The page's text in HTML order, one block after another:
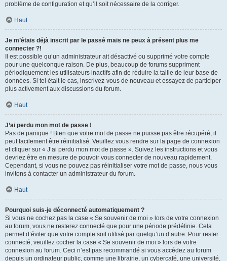
problème de configuration et qu’il soit nécessaire de la corriger.
Haut
Je m’étais déjà inscrit par le passé mais ne peux à présent plus me
connecter ?!
Il est possible qu’un administrateur ait désactivé ou supprimé votre compte
pour une quelconque raison. De plus, beaucoup de forums suppriment
périodiquement les utilisateurs inactifs afin de réduire la taille de leur base de
données. Si tel était le cas, inscrivez-vous de nouveau et essayez de participer
plus activement aux discussions du forum.
Haut
J’ai perdu mon mot de passe !
Pas de panique ! Bien que votre mot de passe ne puisse pas être récupéré, il
peut facilement être réinitialisé. Veuillez vous rendre sur la page de connexion
et cliquer sur « J’ai perdu mon mot de passe ». Suivez les instructions et vous
devriez être en mesure de pouvoir vous connecter de nouveau rapidement.
Cependant, si vous ne pouvez pas réinitialiser votre mot de passe, nous vous
invitons à contacter un administrateur du forum.
Haut
Pourquoi suis-je déconnecté automatiquement ?
Si vous ne cochez pas la case « Se souvenir de moi » lors de votre connexion
au forum, vous ne resterez connecté que pour une période prédéfinie. Cela
permet d’éviter que votre compte soit utilisé par quelqu’un d’autre. Pour rester
connecté, veuillez cocher la case « Se souvenir de moi » lors de votre
connexion au forum. Ceci n’est pas recommandé si vous accédez au forum
depuis un ordinateur public, comme une librairie, un cybercafé, une université,